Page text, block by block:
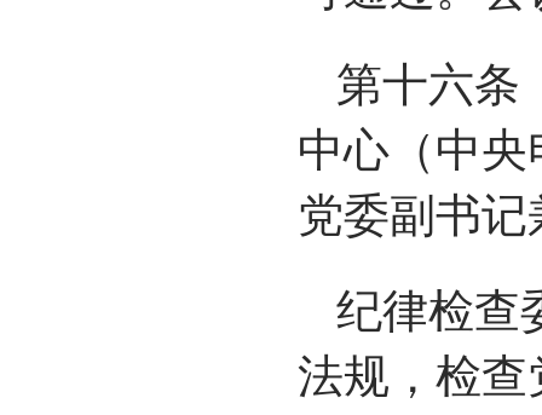
第十六条
中心（中
党委副书记
纪律检查
法规，检